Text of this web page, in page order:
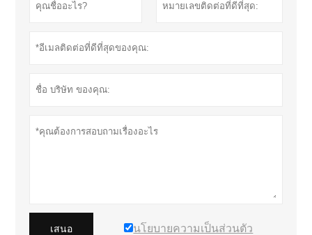
เสนอ นโยบายความเป็นส่วนตัว